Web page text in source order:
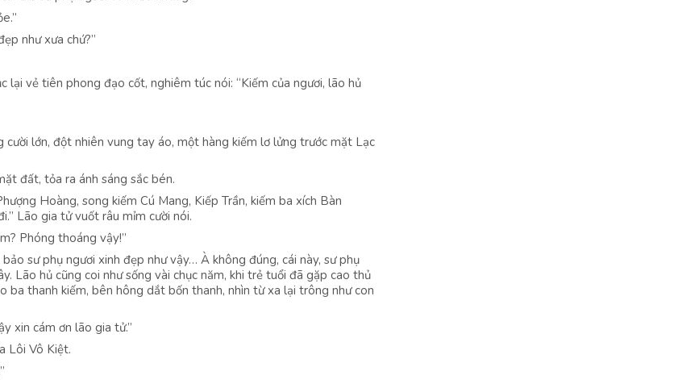
như xưa chứ?”
vẻ tiên phong đạo cốt, nghiêm túc nói: “Kiếm của ngươi, lão hủ
cười lớn, đột nhiên vung tay áo, một hàng kiếm lơ lửng trước mặt Lạc
đất, tỏa ra ánh sáng sắc bén.
Hoàng, song kiếm Cú Mang, Kiếp Trần, kiếm ba xích Bàn
Lão gia tử vuốt râu mỉm cười nói.
Phóng thoáng vậy!”
sư phụ ngươi xinh đẹp như vậy… À không đúng, cái này, sư phụ
Lão hủ cũng coi như sống vài chục năm, khi trẻ tuổi đã gặp cao thủ
ba thanh kiếm, bên hông dắt bốn thanh, nhìn từ xa lại trông như con
xin cám ơn lão gia tử.”
Lôi Vô Kiệt.